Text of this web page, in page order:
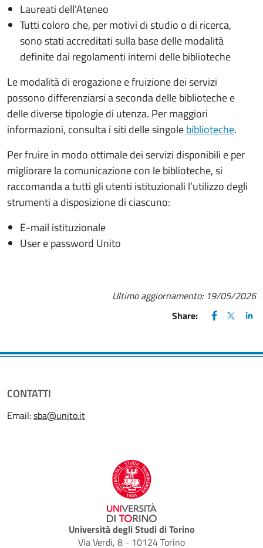
Laureati dell'Ateneo
Tutti coloro che, per motivi di studio o di ricerca,
sono stati accreditati sulla base delle modalità
definite dai regolamenti interni delle biblioteche
Le modalità di erogazione e fruizione dei servizi
possono differenziarsi a seconda delle biblioteche e
delle diverse tipologie di utenza. Per maggiori
informazioni, consulta i siti delle singolebiblioteche.
Per fruire in modo ottimale dei servizi disponibili e per
migliorare la comunicazione con le biblioteche, si
raccomanda a tutti gli utenti istituzionali l’utilizzo degli
strumenti a disposizione di ciascuno:
E-mail istituzionale
User e password Unito
Ultimo aggiornamento: 19/05/2026
Share:
FACEBOOK
(apre una
X
(apre
CONTATTI
Email:sba@unito.it
Università degli Studi di Torino
Via Verdi, 8 - 10124 Torino